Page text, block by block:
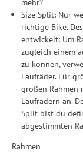
Size Split: Nur
richtige Bike.
entwickelt: Um
zugleich einem
zu können,
Laufräder. Für
großen
Laufrädern an.
Split bist du
abgestimmten
Rahmen